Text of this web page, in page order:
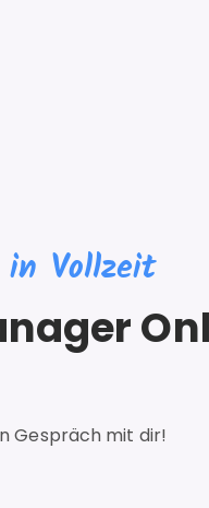
in Vollzeit
Gespräch mit dir!